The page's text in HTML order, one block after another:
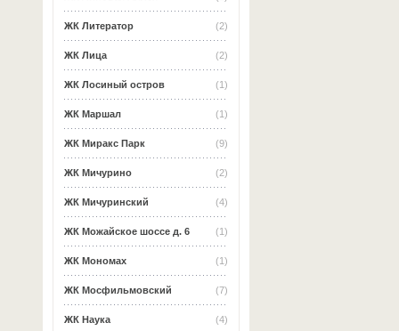
(2)
ЖК Литератор
(2)
ЖК Лица
(1)
ЖК Лосиный остров
(1)
ЖК Маршал
(9)
ЖК Миракс Парк
(2)
ЖК Мичурино
(4)
ЖК Мичуринский
(1)
ЖК Можайское шоссе д. 6
(1)
ЖК Мономах
(7)
ЖК Мосфильмовский
(4)
ЖК Наука